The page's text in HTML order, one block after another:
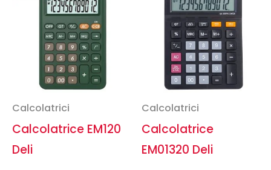
Calcolatrici
Calcolatrice EM120
Deli
Calcolatrici
Calcolatrice
EM01320 Deli